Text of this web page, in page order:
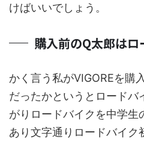
けばいいでしょう。
購入前のQ太郎は
かく言う私がVIGOREを購
だったかというとロードバ
がりロードバイクを中学生
あり文字通りロードバイク